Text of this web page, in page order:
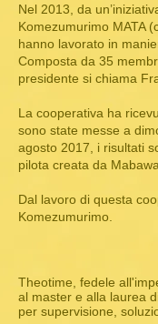
Nel 2013, da
Komezumurimo MATA
hanno lavorato in
Composta da 35
presidente si chiama
La cooperativa ha
sono state messe a
agosto 2017, i risultati
pilota creata da
Dal lavoro di questa
Komezumurimo.
Theotime, fedele
al master e alla laurea
per supervisione,